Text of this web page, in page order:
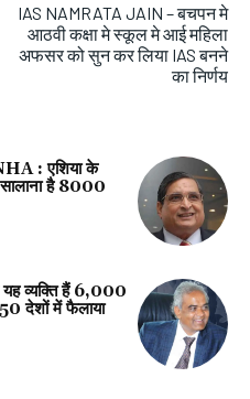
IAS NAMRATA JAIN – बचपन मे
आठवी कक्षा मे स्कूल मे आई महिला
अफसर को सुन कर लिया IAS बनने
का निर्णय
: एशिया के
सालाना है 8000
व्यक्ति हैं 6,000
देशों में फैलाया